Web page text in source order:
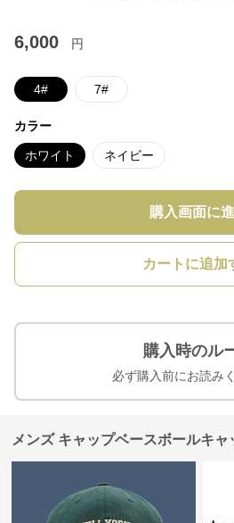
6,000 円
4# 7#
カラー
ホワイト ネイビー
購入画面に
カートに追加
購入時のル
必ず購入前にお読み
メンズ キャップベースボールキ